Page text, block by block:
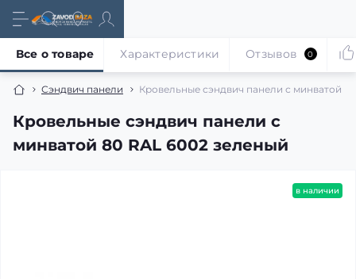
Сэндвич панели Кровельные сэндвич панели с минватой
Кровельные сэндвич панели с
минватой 80 RAL 6002 зеленый
Все о товаре Характеристики Отзывов 0
в наличии